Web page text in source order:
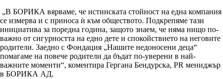
„В БОРИКА вярваме, че истинската стойност на една компания
се измерва и с приноса ѝ към обществото. Подкрепяме тази
инициатива за поредна година, защото знаем, че няма нищо по-
важно от сигурността на едно дете и спокойствието на неговите
родители. Заедно с Фондация „Нашите недоносени деца“
помагаме на повече родители да бъдат по-уверени в най-
важните моменти“, коментира Гергана Бендурска, PR мениджър
в БОРИКА АД.